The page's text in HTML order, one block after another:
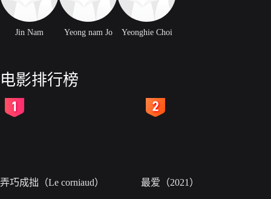
Jin Nam Yeong nam Jo Yeonghie Choi
电影排行榜
弄巧成拙（Le corniaud） 最爱（2021）